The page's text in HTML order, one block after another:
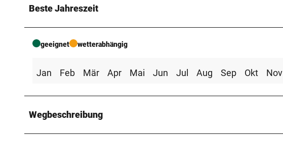
Beste Jahreszeit
geeignet wetterabhängig
Jan Feb Mär Apr Mai Jun Jul Aug Sep Okt Nov
Wegbeschreibung